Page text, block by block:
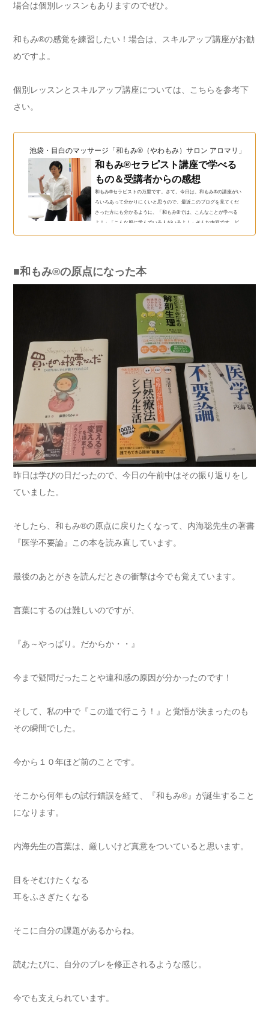
場合は個別レッスンもありますのでぜひ。
和もみ®の感覚を練習したい！場合は、スキルアップ講座がお勧
めですよ。
個別レッスンとスキルアップ講座については、こちらを参考下
さい。
池袋・目白のマッサージ「和もみ®（やわもみ）サロン アロマリ」（和
和もみ®セラピスト講座で学べる
もの＆受講者からの感想
和もみ®セラピストの万里です。さて。今日は、和もみ®の講座がい
ろいろあって分かりにくいと思うので、最近このブログを見てくだ
さった方にも分かるように、「和もみ®では、こんなことが学べる
よ！」「こんな風に学んでいる人がいるよ！」そんな内容です。ど
ストさんからの感...
■和もみ®の原点になった本
昨日は学びの日だったので、今日の午前中はその振り返りをし
ていました。
そしたら、和もみ®の原点に戻りたくなって、内海聡先生の著書
『医学不要論』この本を読み直しています。
最後のあとがきを読んだときの衝撃は今でも覚えています。
言葉にするのは難しいのですが、
『あ～やっぱり。だからか・・』
今まで疑問だったことや違和感の原因が分かったのです！
そして、私の中で『この道で行こう！』と覚悟が決まったのも
その瞬間でした。
今から１０年ほど前のことです。
そこから何年もの試行錯誤を経て、『和もみ®』が誕生すること
になります。
内海先生の言葉は、厳しいけど真意をついていると思います。
目をそむけたくなる
耳をふさぎたくなる
そこに自分の課題があるからね。
読むたびに、自分のブレを修正されるような感じ。
今でも支えられています。